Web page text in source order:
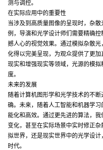
测与调控。
在实际应用中的重要性
当涉及到高质量图像的呈现时，杂
例，导演和光学设计师们需要精确
撼人心的视觉效果。通过模拟杂散
化得以完美呈现，为观众提供了更
现实和增强现实等领域，光源的模
度。
未来的发展
随着计算机图形学和光学技术的不
确。未来，随着人工智能和机器学
能化和高效。通过更先进的算法，
变化，甚至在实际场景中实时修正
拟世界，还是现实世界中的光学设
时代。